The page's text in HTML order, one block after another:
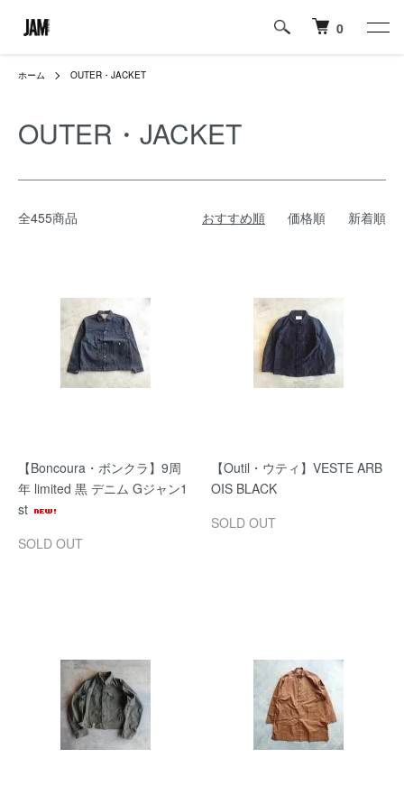
0
ホーム OUTER・JACKET
OUTER・JACKET
全455商品 おすすめ順 価格順 新着順
【Boncoura・ボンクラ】9周
年 limited 黒 デニム Gジャン1
st
SOLD OUT
【Outil・ウティ】VESTE ARB
OIS BLACK
SOLD OUT